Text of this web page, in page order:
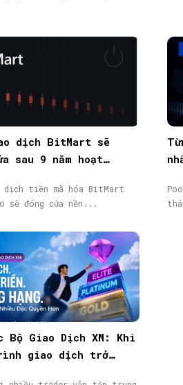
dịch BitMart sẽ
sau 9 năm hoạt
dịch tiền mã hóa BitMart
sẽ đóng cửa nền...
Bộ Giao Dịch XM: Khi
giao dịch trở